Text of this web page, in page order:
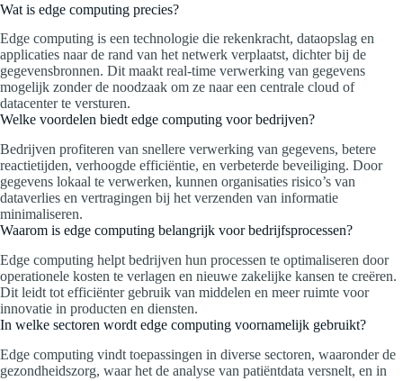
Wat is edge computing precies?
Edge computing is een technologie die rekenkracht, dataopslag en
applicaties naar de rand van het netwerk verplaatst, dichter bij de
gegevensbronnen. Dit maakt real-time verwerking van gegevens
mogelijk zonder de noodzaak om ze naar een centrale cloud of
datacenter te versturen.
Welke voordelen biedt edge computing voor bedrijven?
Bedrijven profiteren van snellere verwerking van gegevens, betere
reactietijden, verhoogde efficiëntie, en verbeterde beveiliging. Door
gegevens lokaal te verwerken, kunnen organisaties risico’s van
dataverlies en vertragingen bij het verzenden van informatie
minimaliseren.
Waarom is edge computing belangrijk voor bedrijfsprocessen?
Edge computing helpt bedrijven hun processen te optimaliseren door
operationele kosten te verlagen en nieuwe zakelijke kansen te creëren.
Dit leidt tot efficiënter gebruik van middelen en meer ruimte voor
innovatie in producten en diensten.
In welke sectoren wordt edge computing voornamelijk gebruikt?
Edge computing vindt toepassingen in diverse sectoren, waaronder de
gezondheidszorg, waar het de analyse van patiëntdata versnelt, en in